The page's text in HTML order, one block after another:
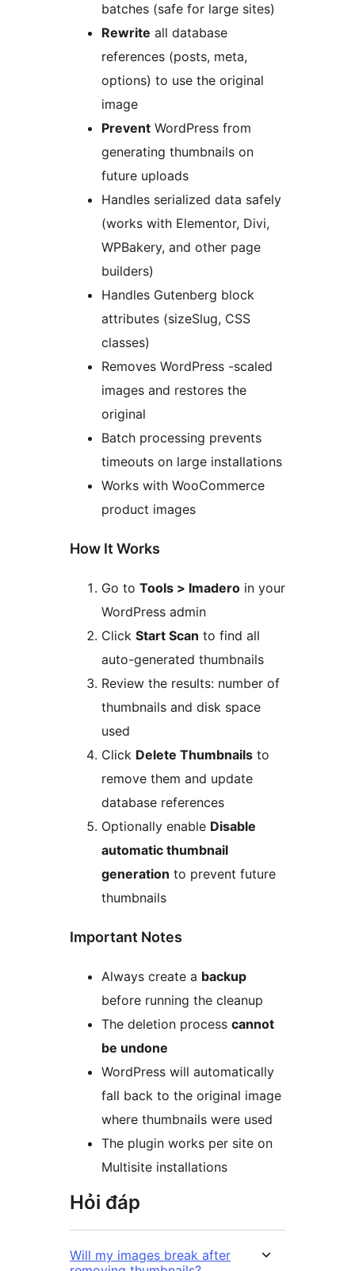
batches (safe for large sites)
Rewrite all database
references (posts, meta,
options) to use the original
image
Prevent WordPress from
generating thumbnails on
future uploads
Handles serialized data safely
(works with Elementor, Divi,
WPBakery, and other page
builders)
Handles Gutenberg block
attributes (sizeSlug, CSS
classes)
Removes WordPress -scaled
images and restores the
original
Batch processing prevents
timeouts on large installations
Works with WooCommerce
product images
How It Works
Go to Tools > Imadero in your
WordPress admin
Click Start Scan to find all
auto-generated thumbnails
Review the results: number of
thumbnails and disk space
used
Click Delete Thumbnails to
remove them and update
database references
Optionally enable Disable
automatic thumbnail
generation to prevent future
thumbnails
Important Notes
Always create a backup
before running the cleanup
The deletion process cannot
be undone
WordPress will automatically
fall back to the original image
where thumbnails were used
The plugin works per site on
Multisite installations
Hỏi đáp
Will my images break after